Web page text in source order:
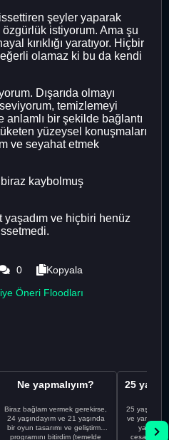
şeyler yaparak
istiyorum. Ama şu
kırıklığı yaratıyor. Hiçbir
olamaz ki bu da kendi
Dışarıda olmayı
temizlemeyi
bir şekilde bağlantı
yüzeysel konuşmaları
ve seyahat etmek
kaybolmuş
yaşadım ve hiçbiri henüz
0
Kopyala
Öneri Floodları
Ne yapmalıyım?
Biraz bağlam vermek gerekirse,
24 yaşındayım ve 21 yaşında
bir oyun tasarımı ve geliştirme
programını bitirdim (temelde
25
ve yanlış
cesaretimin